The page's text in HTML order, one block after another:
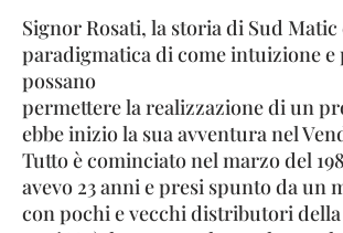
Signor Rosati, la storia di Sud Matic
paradigmatica di come intuizione e
possano
permettere la realizzazione di un
ebbe inizio la sua avventura nel
Tutto è cominciato nel marzo del
avevo 23 anni e presi spunto da un
con pochi e vecchi distributori della